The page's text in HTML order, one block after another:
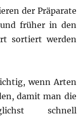
der Präparate
früher in den
sortiert werden
wenn Arten
damit man die
schnell